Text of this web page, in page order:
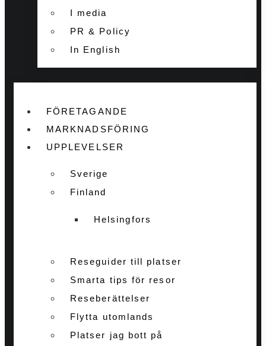
I media
PR & Policy
In English
FÖRETAGANDE
MARKNADSFÖRING
UPPLEVELSER
Sverige
Finland
Helsingfors
Reseguider till platser
Smarta tips för resor
Reseberättelser
Flytta utomlands
Platser jag bott på